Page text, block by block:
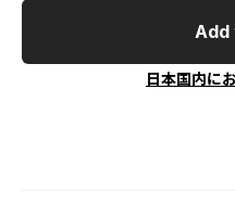
日本国内に